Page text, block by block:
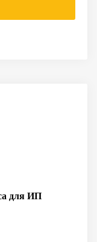
для ИП